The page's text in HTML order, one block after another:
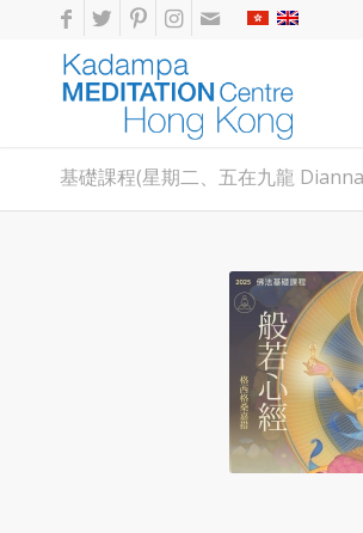
基礎課程(星期二、五在九龍